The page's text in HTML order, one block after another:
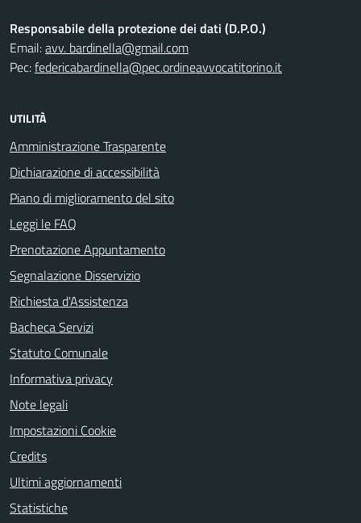
Responsabile della protezione dei dati (D.P.O.)
Email:avv. bardinella@gmail.com
Pec:federicabardinella@pec.ordineavvocatitorino.it
UTILITÀ
Amministrazione Trasparente
Dichiarazione di accessibilità
Piano di miglioramento del sito
Leggi le FAQ
Prenotazione Appuntamento
Segnalazione Disservizio
Richiesta d'Assistenza
Bacheca Servizi
Statuto Comunale
Informativa privacy
Note legali
Impostazioni Cookie
Credits
Ultimi aggiornamenti
Statistiche